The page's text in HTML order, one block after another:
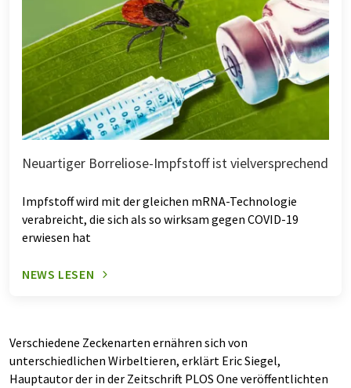
Neuartiger Borreliose-Impfstoff ist vielversprechend
Impfstoff wird mit der gleichen mRNA-Technologie
verabreicht, die sich als so wirksam gegen COVID-19
erwiesen hat
NEWS LESEN
Verschiedene Zeckenarten ernähren sich von
unterschiedlichen Wirbeltieren, erklärt Eric Siegel,
Hauptautor der in der Zeitschrift PLOS One veröffentlichten